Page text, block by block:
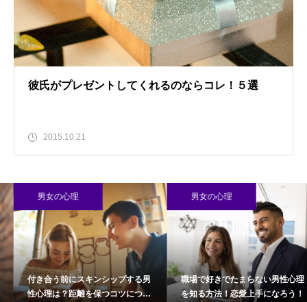
彼氏がプレゼントしてくれるのならコレ！５選
2015.10.21
男女の心理
付き合う前にスキンシップする男
性心理は？距離を保つコツについ
男女の心理
職場で好きでたまらない男性心理
を知る方法！恋愛上手になろう！